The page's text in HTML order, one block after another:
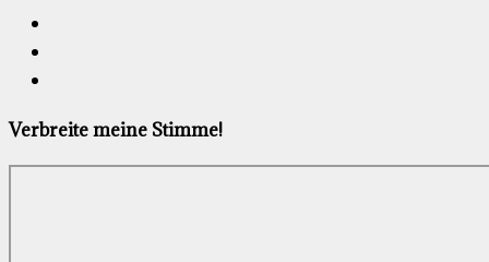
Verbreite meine Stimme!